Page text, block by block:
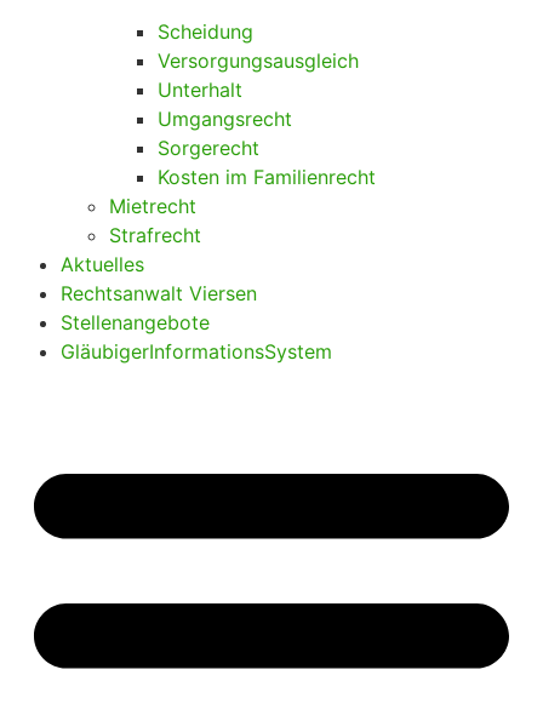
Scheidung
Versorgungsausgleich
Unterhalt
Umgangsrecht
Sorgerecht
Kosten im Familienrecht
Mietrecht
Strafrecht
Aktuelles
Rechtsanwalt Viersen
Stellenangebote
GläubigerInformationsSystem